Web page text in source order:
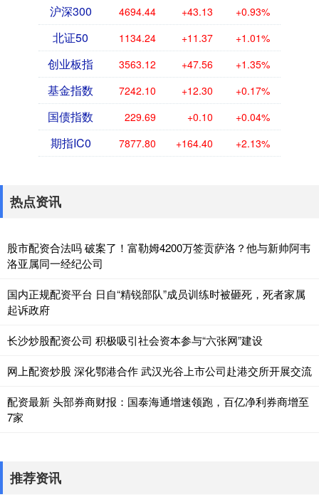
沪深300 4694.44 +43.13 +0.93%
北证50 1134.24 +11.37 +1.01%
创业板指 3563.12 +47.56 +1.35%
基金指数 7242.10 +12.30 +0.17%
国债指数 229.69 +0.10 +0.04%
期指IC0 7877.80 +164.40 +2.13%
热点资讯
股市配资合法吗 破案了！富勒姆4200万签贡萨洛？他与新帅阿韦
洛亚属同一经纪公司
国内正规配资平台 日自“精锐部队”成员训练时被砸死，死者家属
起诉政府
长沙炒股配资公司 积极吸引社会资本参与“六张网”建设
网上配资炒股 深化鄂港合作 武汉光谷上市公司赴港交所开展交流
配资最新 头部券商财报：国泰海通增速领跑，百亿净利券商增至
7家
推荐资讯